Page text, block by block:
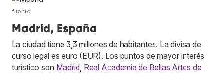
fuente
Madrid, España
La ciudad tiene 3,3 millones de habitantes. La divisa de
curso legal es euro (EUR). Los puntos de mayor interés
turístico son Madrid Real Academia de Bellas Artes de